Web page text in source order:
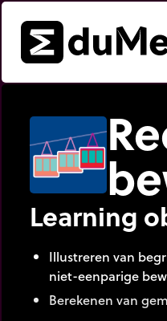
Learning
Illustreren van
niet-eenparige
Berekenen van